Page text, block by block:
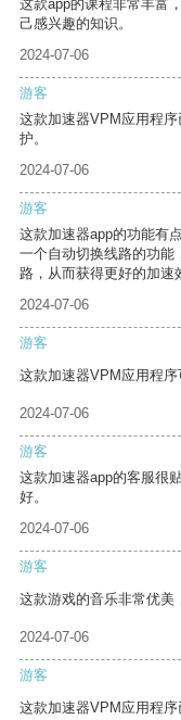
这款app的课程非常丰富
己感兴趣的知识。
2024-07-06
游客
这款加速器VPM应用程
护。
2024-07-06
游客
这款加速器app的功能有
一个自动切换线路的功能
路，从而获得更好的加速
2024-07-06
游客
这款加速器VPM应用程序
2024-07-06
游客
这款加速器app的客服很
好。
2024-07-06
游客
这款游戏的音乐非常优美
2024-07-06
游客
这款加速器VPM应用程序